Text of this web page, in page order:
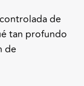
de
tan profundo
de